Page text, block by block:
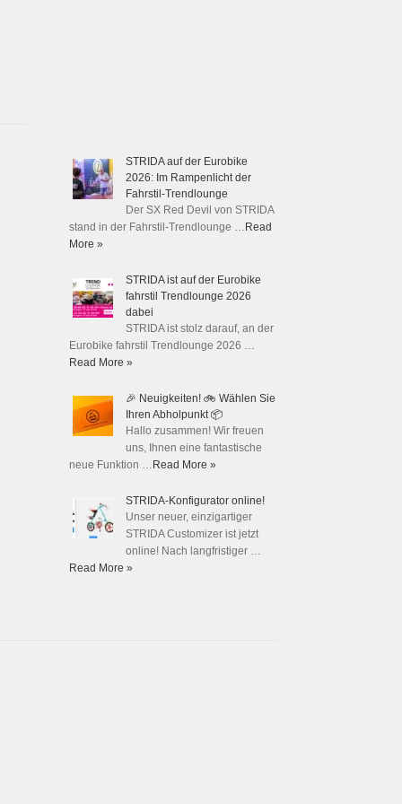
STRIDA auf der Eurobike
2026: Im Rampenlicht der
Fahrstil-Trendlounge
Der SX Red Devil von STRIDA
stand in der Fahrstil-Trendlounge … Read
More »
STRIDA ist auf der Eurobike
fahrstil Trendlounge 2026
dabei
STRIDA ist stolz darauf, an der
Eurobike fahrstil Trendlounge 2026 …
Read More »
🎉 Neuigkeiten! 🚲 Wählen Sie
Ihren Abholpunkt 📦
Hallo zusammen! Wir freuen
uns, Ihnen eine fantastische
neue Funktion … Read More »
STRIDA-Konfigurator online!
Unser neuer, einzigartiger
STRIDA Customizer ist jetzt
online! Nach langfristiger …
Read More »